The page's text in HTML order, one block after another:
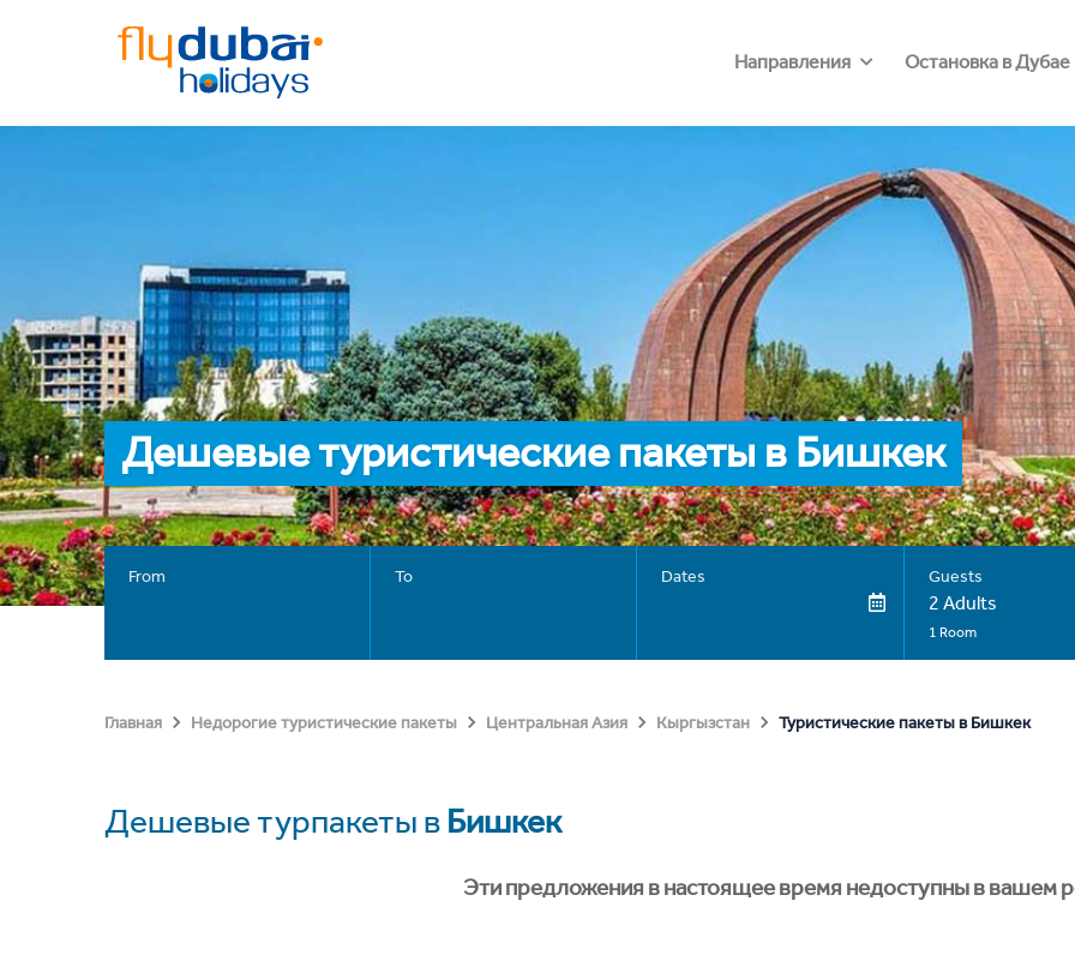
Направления Остановка в Дубае
Дешевые туристические пакеты в Бишкек
From To Dates Guests
2 Adults
1 Room
Главная Недорогие туристические пакеты Центральная Азия Кыргызстан Туристические пакеты в Бишкек
Дешевые турпакеты в Бишкек
Эти предложения в настоящее время недоступны в вашем